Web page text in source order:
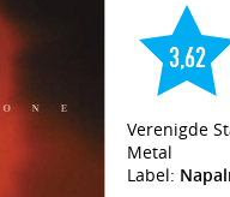
3,62
Verenigde
Metal
Label: